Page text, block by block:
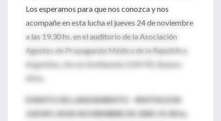
Los esperamos para que nos conozca y nos
acompañe en esta lucha el jueves 24 de noviembre
a las 19.30 hs. en el auditorio de la Asociación
Agentes de Propaganda Médica de la República
Argentina, sito en Avellaneda 2144 PB, Buenos
Aires.
EVENTO DE LANZAMIENTO - INVITACION
JUEVES 24 DE NOVIEMBRE DE 2005 19.30 hs.